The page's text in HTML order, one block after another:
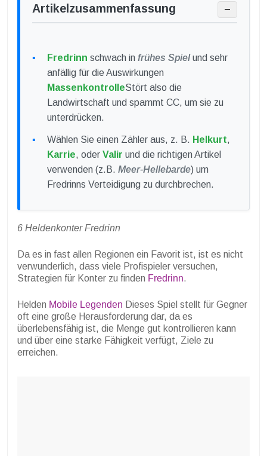
Artikelzusammenfassung −
Fredrinn schwach in frühes Spielund sehr
anfällig für die Auswirkungen
MassenkontrolleStört also die
Landwirtschaft und spammt CC, um sie zu
unterdrücken.
Wählen Sie einen Zähler aus, z. B. Helkurt,
Karrie, oder Valir und die richtigen Artikel
verwenden (z.B. Meer-Hellebarde) um
Fredrinns Verteidigung zu durchbrechen.
6 Heldenkonter Fredrinn
Da es in fast allen Regionen ein Favorit ist, ist es nicht
verwunderlich, dass viele Profispieler versuchen,
Strategien für Konter zu finden Fredrinn.
Helden Mobile Legenden Dieses Spiel stellt für Gegner
oft eine große Herausforderung dar, da es
überlebensfähig ist, die Menge gut kontrollieren kann
und über eine starke Fähigkeit verfügt, Ziele zu
erreichen.